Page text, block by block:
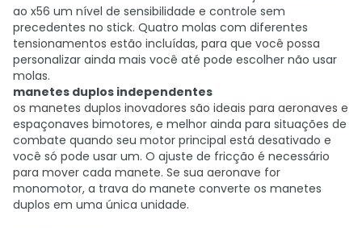
ao x56 um nível de sensibilidade e controle sem
precedentes no stick. Quatro molas com diferentes
tensionamentos estão incluídas, para que você possa
personalizar ainda mais você até pode escolher não usar
molas.
manetes duplos independentes
os manetes duplos inovadores são ideais para aeronaves e
espaçonaves bimotores, e melhor ainda para situações de
combate quando seu motor principal está desativado e
você só pode usar um. O ajuste de fricção é necessário
para mover cada manete. Se sua aeronave for
monomotor, a trava do manete converte os manetes
duplos em uma única unidade.